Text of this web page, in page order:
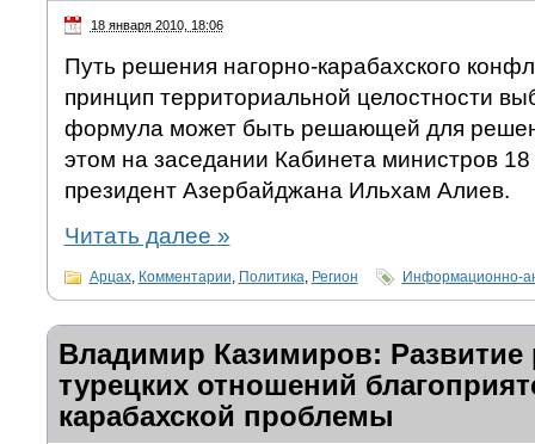
18 января 2010, 18:06
Путь решения нагорно-карабахского
принцип территориальной целостности
формула может быть решающей для
этом на заседании Кабинета министров 18
президент Азербайджана Ильхам Алиев.
Читать далее »
Арцах, Комментарии, Политика, Регион Информационно-
Владимир Казимиров: Развитие
турецких отношений
карабахской проблемы